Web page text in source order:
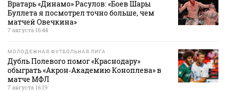
Вратарь «Динамо» Расулов: «Боев Шары
Буллета я посмотрел точно больше, чем
матчей Овечкина»
7 августа 16:44
МОЛОДЕЖНАЯ ФУТБОЛЬНАЯ ЛИГА
Дубль Полевого помог «Краснодару»
обыграть «Акрон‑Академию Коноплева» в
матче МФЛ
7 августа 16:19